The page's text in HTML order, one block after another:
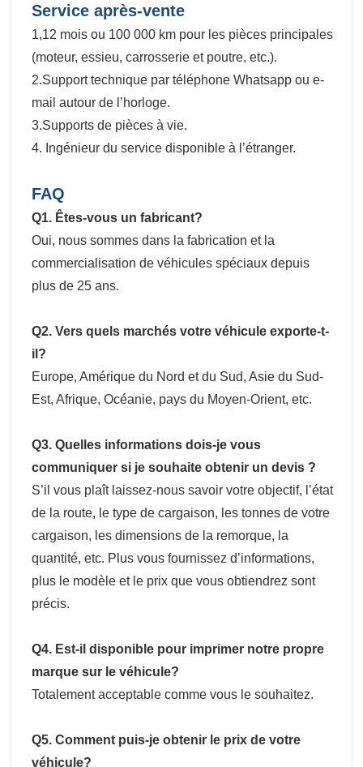
Service après-vente
1,12 mois ou 100 000 km pour les pièces principales
(moteur, essieu, carrosserie et poutre, etc.).
2.Support technique par téléphone Whatsapp ou e-
mail autour de l’horloge.
3.Supports de pièces à vie.
4. Ingénieur du service disponible à l’étranger.
FAQ
Q1. Êtes-vous un fabricant?
Oui, nous sommes dans la fabrication et la
commercialisation de véhicules spéciaux depuis
plus de 25 ans.
Q2. Vers quels marchés votre véhicule exporte-t-
il?
Europe, Amérique du Nord et du Sud, Asie du Sud-
Est, Afrique, Océanie, pays du Moyen-Orient, etc.
Q3. Quelles informations dois-je vous
communiquer si je souhaite obtenir un devis ?
S’il vous plaît laissez-nous savoir votre objectif, l’état
de la route, le type de cargaison, les tonnes de votre
cargaison, les dimensions de la remorque, la
quantité, etc. Plus vous fournissez d’informations,
plus le modèle et le prix que vous obtiendrez sont
précis.
Q4. Est-il disponible pour imprimer notre propre
marque sur le véhicule?
Totalement acceptable comme vous le souhaitez.
Q5. Comment puis-je obtenir le prix de votre
véhicule?